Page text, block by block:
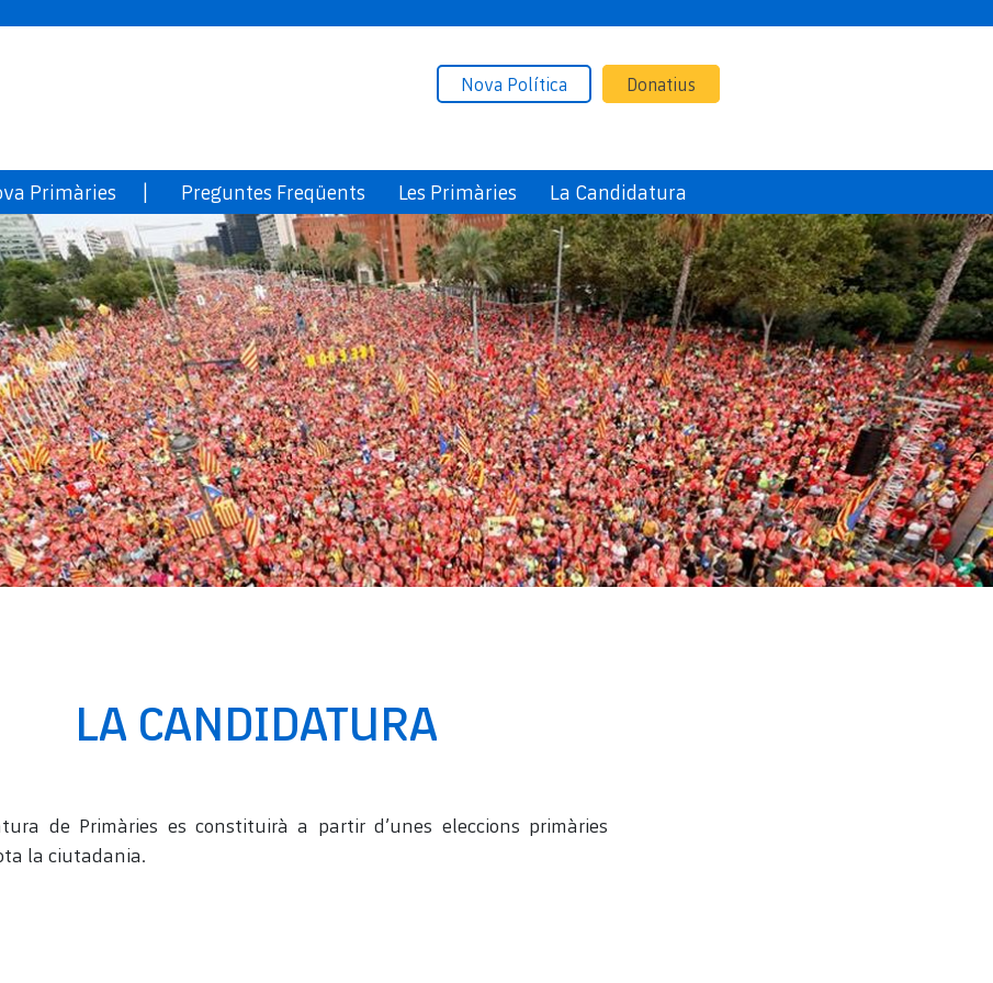
Donatius
Nova Política
Primàries | Preguntes Freqüents Les Primàries
La Candidatura
LA CANDIDATURA
de Primàries es constituirà a partir d’unes eleccions primàries
la ciutadania.